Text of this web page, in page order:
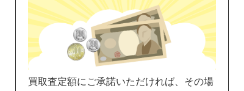
買取査定額にご承諾いただければ、その場